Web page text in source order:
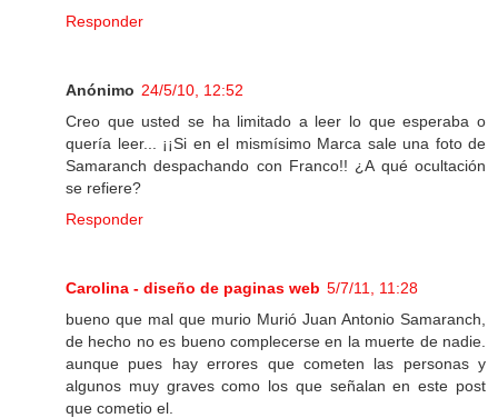
Responder
Anónimo 24/5/10, 12:52
Creo que usted se ha limitado a leer lo que esperaba o
quería leer... ¡¡Si en el mismísimo Marca sale una foto de
Samaranch despachando con Franco!! ¿A qué ocultación
se refiere?
Responder
Carolina - diseño de paginas web 5/7/11, 11:28
bueno que mal que murio Murió Juan Antonio Samaranch,
de hecho no es bueno complecerse en la muerte de nadie.
aunque pues hay errores que cometen las personas y
algunos muy graves como los que señalan en este post
que cometio el.